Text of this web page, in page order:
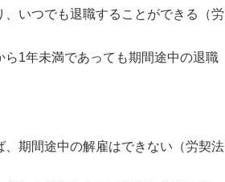
いつでも退職することができる（労
1年未満であっても期間途中の退職
期間途中の解雇はできない（労契法